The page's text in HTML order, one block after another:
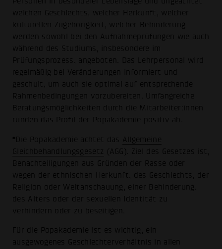
welchen Geschlechts, welcher Herkunft, welcher
kulturellen Zugehörigkeit, welcher Behinderung
werden sowohl bei den Aufnahmeprüfungen wie auch
während des Studiums, insbesondere im
Prüfungsprozess, angeboten. Das Lehrpersonal wird
regelmäßig bei Veränderungen informiert und
geschult, um auch sie optimal auf entsprechende
Rahmenbedingungen vorzubereiten. Umfangreiche
Beratungs­möglichkeiten durch die Mitarbeiter:innen
runden das Profil der Popakademie positiv ab.
*Die Popakademie achtet das Allgemeine
Gleichbehandlungsgesetz (AGG). Ziel des Gesetzes ist,
Benachteiligungen aus Gründen der Rasse oder
wegen der ethnischen Herkunft, des Geschlechts, der
Religion oder Weltanschauung, einer Behinderung,
des Alters oder der sexuellen Identität zu
verhindern oder zu beseitigen.
Für die Popakademie ist es wichtig, ein
ausgewogenes Geschlechterverhältnis in allen